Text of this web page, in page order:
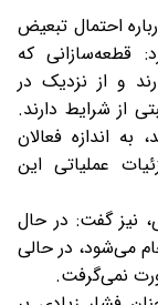
احتمال تبعیض
قطعه‌سازانی که
و از نزدیک در
از شرایط دارند.
اندازه فعالان
عملیاتی این
نیز گفت: در حال
می‌شود، در حالی
نمی‌گرفت.